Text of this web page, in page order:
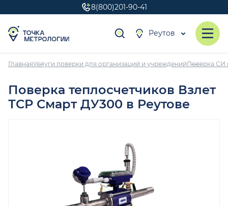
8(800)201-90-41
Реутов
ГлавнаяУслуги поверки для организаций и учрежденийПоверка СИ
Поверка теплосчетчиков Взлет
ТСР Смарт ДУ300 в Реутове